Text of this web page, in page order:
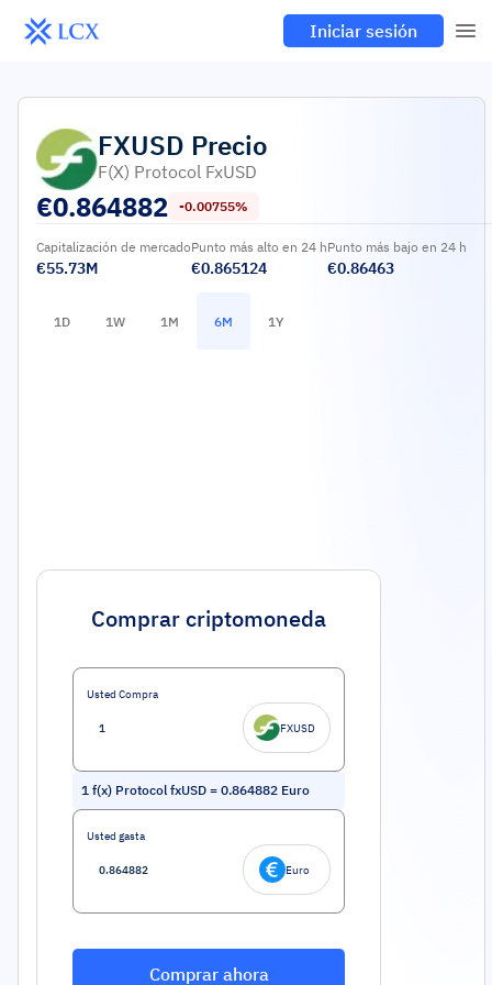
Iniciar sesión
FXUSD Precio
F(x) Protocol FxUSD
€0.864882 -0.00755%
Capitalización de mercado
€55.73M
Punto más alto en 24 h
€0.865124
Punto más bajo en 24 h
€0.86463
1D 1W 1M 6M 1Y
Comprar criptomoneda
Usted Compra
FXUSD
1 f(x) Protocol fxUSD = 0.864882 Euro
Usted gasta
Euro
Comprar ahora